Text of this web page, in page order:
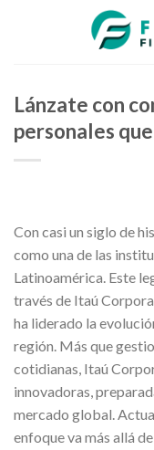
Lánzate con
personales
Con casi un siglo de
como una de las
Latinoamérica. Este
través de Itaú
ha liderado la
región. Más que
cotidianas, Itaú
innovadoras,
mercado global.
enfoque va más allá